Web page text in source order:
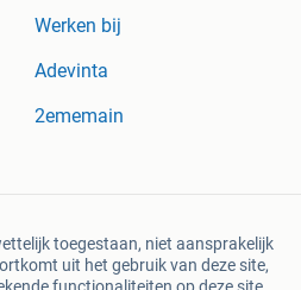
Werken bij
Adevinta
2ememain
toegestaan, niet aansprakelijk
uit het gebruik van deze site,